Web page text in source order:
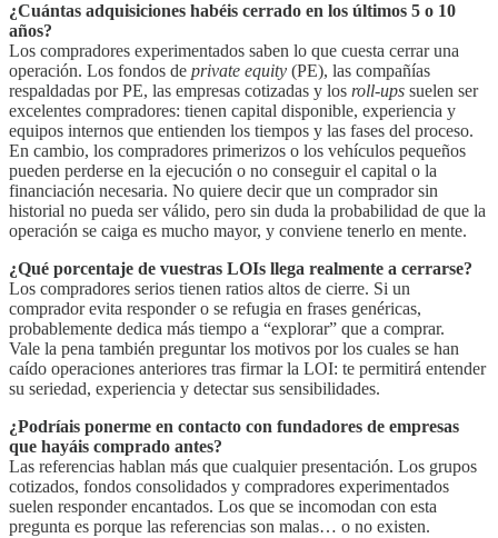
¿Cuántas adquisiciones habéis cerrado en los últimos 5 o 10
años?
Los compradores experimentados saben lo que cuesta cerrar una
operación. Los fondos de private equity (PE), las compañías
respaldadas por PE, las empresas cotizadas y los roll-ups suelen ser
excelentes compradores: tienen capital disponible, experiencia y
equipos internos que entienden los tiempos y las fases del proceso.
En cambio, los compradores primerizos o los vehículos pequeños
pueden perderse en la ejecución o no conseguir el capital o la
financiación necesaria. No quiere decir que un comprador sin
historial no pueda ser válido, pero sin duda la probabilidad de que la
operación se caiga es mucho mayor, y conviene tenerlo en mente.
¿Qué porcentaje de vuestras LOIs llega realmente a cerrarse?
Los compradores serios tienen ratios altos de cierre. Si un
comprador evita responder o se refugia en frases genéricas,
probablemente dedica más tiempo a “explorar” que a comprar.
Vale la pena también preguntar los motivos por los cuales se han
caído operaciones anteriores tras firmar la LOI: te permitirá entender
su seriedad, experiencia y detectar sus sensibilidades.
¿Podríais ponerme en contacto con fundadores de empresas
que hayáis comprado antes?
Las referencias hablan más que cualquier presentación. Los grupos
cotizados, fondos consolidados y compradores experimentados
suelen responder encantados. Los que se incomodan con esta
pregunta es porque las referencias son malas… o no existen.